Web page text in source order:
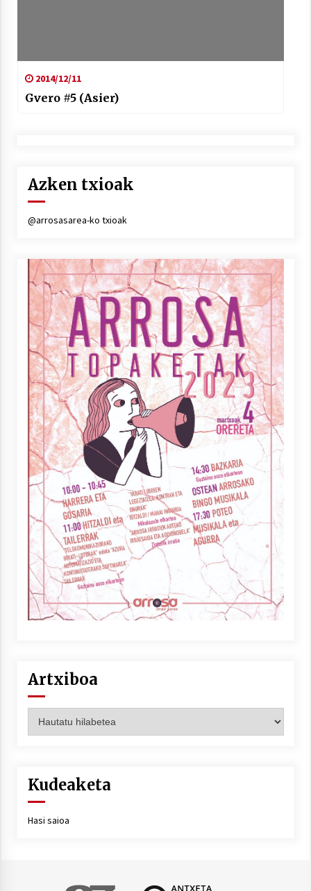
2014/12/11
Gvero #5 (Asier)
Azken txioak
@arrosasarea-ko txioak
Artxiboa
Kudeaketa
Hasi saioa